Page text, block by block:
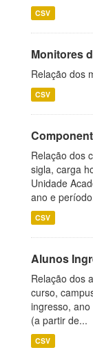
CSV
Monitores
Relação dos
CSV
Relação dos
sigla, carga
Unidade
ano e
CSV
Alunos
Relação dos
curso,
ingresso,
(a partir de...
CSV